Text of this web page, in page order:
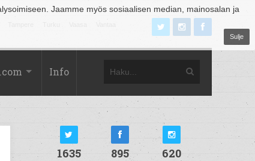
Jaamme myös sosiaalisen median, mainosalan ja
Sulje
Info
1635 895 620